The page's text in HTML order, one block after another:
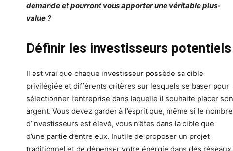
demande et pourront vous apporter une véritable plus-
value ?
Définir les investisseurs potentiels
Il est vrai que chaque investisseur possède sa cible
privilégiée et différents critères sur lesquels se baser pour
sélectionner l’entreprise dans laquelle il souhaite placer son
argent. Vous devez garder à l’esprit que, même si le nombre
d’investisseurs est élevé, vous n’êtes dans la cible que
d’une partie d’entre eux. Inutile de proposer un projet
traditionnel et de dépenser votre énergie dans des réseaux